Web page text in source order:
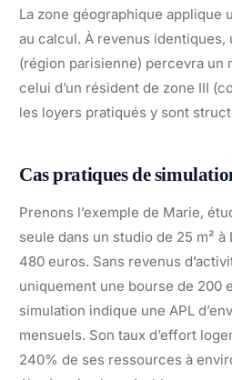
La zone géographique
au calcul. À revenus identiques,
(région parisienne) percevra un
celui d’un résident de zone III
les loyers pratiqués y sont
Cas pratiques de
Prenons l’exemple de Marie,
seule dans un studio de 25 m²
480 euros. Sans revenus
uniquement une bourse de 200
simulation indique une APL
mensuels. Son taux d’effort
240% de ses ressources à